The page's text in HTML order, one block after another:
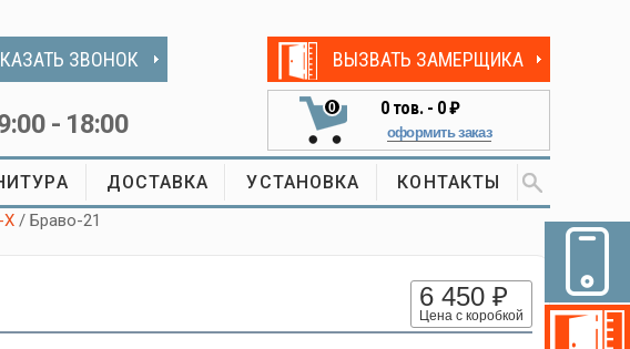
ЗВОНОК
- 18:00
ВЫЗВАТЬ ЗАМЕРЩИКА
0 0тов. - 0 ₽
оформить заказ
ДОСТАВКА УСТАНОВКА КОНТАКТЫ
X / Браво-21
6 450 ₽
Цена с коробкой